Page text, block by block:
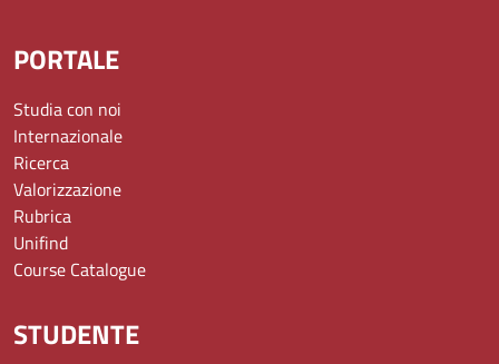
PORTALE
Studia con noi
Internazionale
Ricerca
Valorizzazione
Rubrica
Unifind
Course Catalogue
STUDENTE